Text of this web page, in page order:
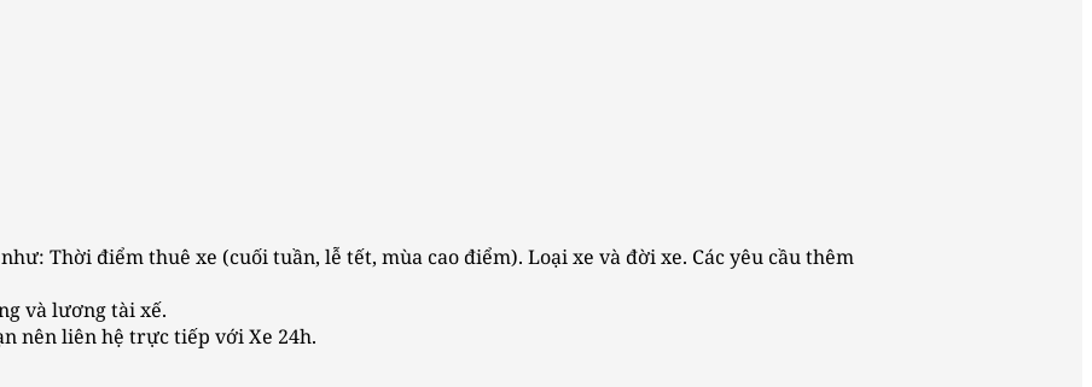
Thời điểm thuê xe (cuối tuần, lễ tết, mùa cao điểm). Loại xe và đời xe. Các yêu cầu thêm
và lương tài xế.
nên liên hệ trực tiếp với Xe 24h.